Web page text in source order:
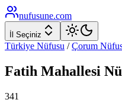
nufusune.com
İl Seçiniz
Türkiye Nüfusu / Çorum
Fatih Mahallesi
341